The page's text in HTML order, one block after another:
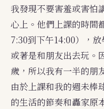
我發現不要害羞或害怕
心上。他們上課的時間
7:30到下午14:00），
或著是和朋友出去玩。
歲，所以我有一半的朋
由於上課和我的週未
的生活的節奏和轟家原